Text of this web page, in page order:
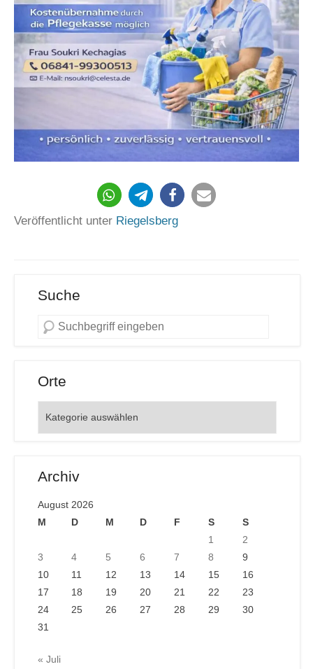
334
Veröffentlicht unter Riegelsberg
Suche
Orte
Archiv
August 2026
M
D M D F S
S
1
2
3
4 5 6 7 8
9
10
11 12 13 14 15
16
17
18 19 20 21 22
23
24
25 26 27 28 29
30
31
« Juli